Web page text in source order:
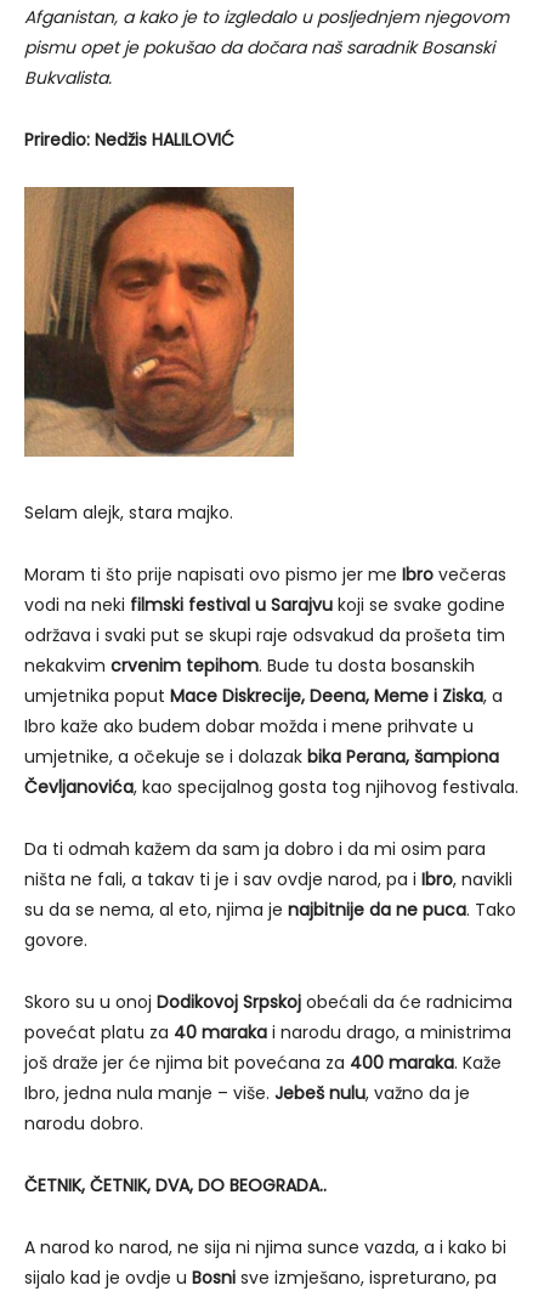
Afganistan, a kako je to izgledalo u posljednjem njegovom
pismu opet je pokušao da dočara naš saradnik Bosanski
Bukvalista.
Priredio: Nedžis HALILOVIĆ
Selam alejk, stara majko.
Moram ti što prije napisati ovo pismo jer me Ibro večeras
vodi na neki filmski festival u Sarajvu koji se svake godine
održava i svaki put se skupi raje odsvakud da prošeta tim
nekakvim crvenim tepihom. Bude tu dosta bosanskih
umjetnika poput Mace Diskrecije, Deena, Meme i Ziska, a
Ibro kaže ako budem dobar možda i mene prihvate u
umjetnike, a očekuje se i dolazak bika Perana, šampiona
Čevljanovića, kao specijalnog gosta tog njihovog festivala.
Da ti odmah kažem da sam ja dobro i da mi osim para
ništa ne fali, a takav ti je i sav ovdje narod, pa i Ibro, navikli
su da se nema, al eto, njima je najbitnije da ne puca. Tako
govore.
Skoro su u onoj Dodikovoj Srpskoj obećali da će radnicima
povećat platu za 40 maraka i narodu drago, a ministrima
još draže jer će njima bit povećana za 400 maraka. Kaže
Ibro, jedna nula manje – više. Jebeš nulu, važno da je
narodu dobro.
ČETNIK, ČETNIK, DVA, DO BEOGRADA..
A narod ko narod, ne sija ni njima sunce vazda, a i kako bi
sijalo kad je ovdje u Bosni sve izmješano, ispreturano, pa